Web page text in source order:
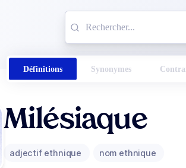
Définitions Synonymes
Milésiaque
adjectif ethnique nom ethnique